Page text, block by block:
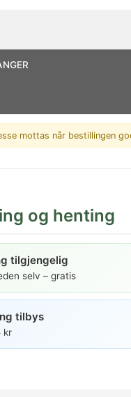
mottas når bestillingen
og henting
tilgjengelig
selv – gratis
tilbys
kr